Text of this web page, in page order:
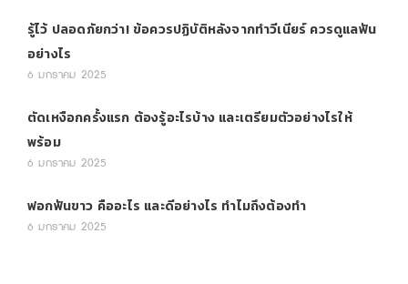
รู้ไว้ ปลอดภัยกว่า! ข้อควรปฏิบัติหลังจากทำวีเนียร์ ควรดูแลฟัน
อย่างไร
6 มกราคม 2025
ตัดเหงือกครั้งแรก ต้องรู้อะไรบ้าง และเตรียมตัวอย่างไรให้
พร้อม
6 มกราคม 2025
ฟอกฟันขาว คืออะไร และดีอย่างไร ทำไมถึงต้องทำ
6 มกราคม 2025